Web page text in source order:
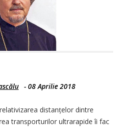
- 08 Aprilie 2018
distanțelor dintre
transporturilor ultrarapide îi fac